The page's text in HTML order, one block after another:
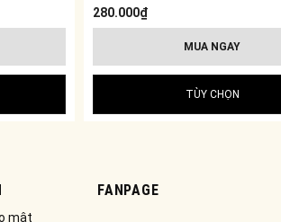
280.000₫
MUA NGAY
TÙY CHỌN
mật
FANPAGE